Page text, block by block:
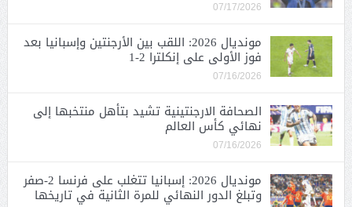
07/17/2026
مونديال 2026: اللقب بين الأرجنتين وإسبانيا بعد
فوز الأولى على إنكلترا 2-1
07/16/2026
الصحافة الارجنتينية تشيد بتأهل منتخبها إلى
نهائي كأس العالم
07/16/2026
مونديال 2026: إسبانيا تتغلب على فرنسا 2-صفر
وتبلغ الدور النهائي للمرة الثانية في تاريخها